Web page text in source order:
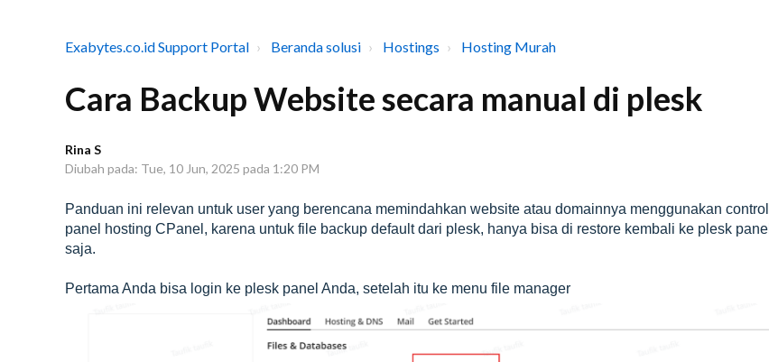
Exabytes.co.id Support Portal Beranda solusi Hostings Hosting Murah
Cara Backup Website secara manual di plesk
Rina S
Diubah pada: Tue, 10 Jun, 2025 pada 1:20 PM
Panduan ini relevan untuk user yang berencana memindahkan website atau domainnya menggunakan control
panel hosting CPanel, karena untuk file backup default dari plesk, hanya bisa di restore kembali ke plesk panel
saja.
Pertama Anda bisa login ke plesk panel Anda, setelah itu ke menu file manager